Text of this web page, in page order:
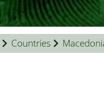
Countries